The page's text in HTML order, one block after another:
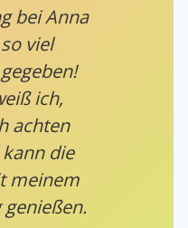
bei Anna
viel
ich,
achten
die
meinem